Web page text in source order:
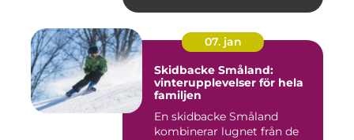
07. jan
Skidbacke Småland:
vinterupplevelser för hela
familjen
En skidbacke Småland
kombinerar lugnet från de